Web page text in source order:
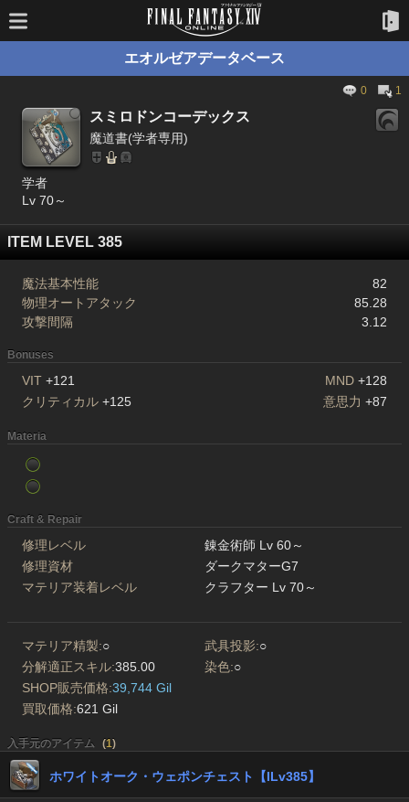
エオルゼアデータベース
0 1
スミロドンコーデックス
魔道書(学者専用)
学者
Lv 70～
ITEM LEVEL 385
魔法基本性能
82
物理オートアタック
85.28
攻撃間隔
3.12
Bonuses
VIT +121 MND +128
クリティカル +125 意思力 +87
Materia
Craft & Repair
修理レベル
錬金術師 Lv 60～
修理資材
ダークマターG7
マテリア装着レベル
クラフター Lv 70～
マテリア精製:○ 武具投影:○
分解適正スキル:385.00 染色:○
SHOP販売価格:39,744 Gil
買取価格:621 Gil
入手元のアイテム (1)
ホワイトオーク・ウェポンチェスト【ILv385】